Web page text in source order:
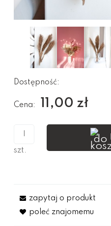
Dostępność:
Cena: 11,00 zł
szt.
zapytaj o produkt
poleć znajomemu